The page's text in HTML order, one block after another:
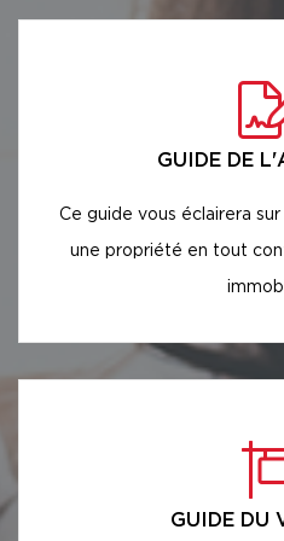
GUIDE DE
Ce guide vous éclairera
une propriété en tout
GUIDE DU